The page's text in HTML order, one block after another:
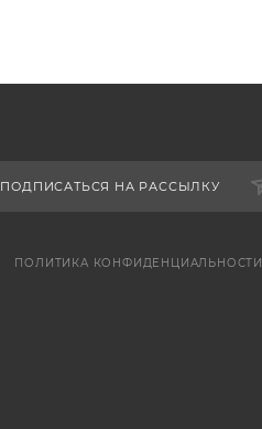
ПОДПИСАТЬСЯ НА РАССЫЛКУ
ПОЛИТИКА КОНФИДЕНЦИАЛЬНОСТИ